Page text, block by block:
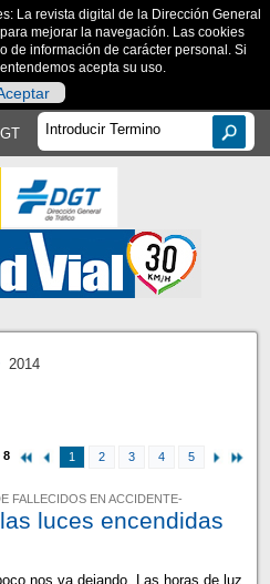
La revista digital de la Dirección General
mejorar la navegación. Las cookies
de información de carácter personal. Si
acepta su uso.
2014
8 1 2 3 4 5
FALLECIDOS EN ACCIDENTE-
luces encendidas
nos va dejando. Las horas de luz